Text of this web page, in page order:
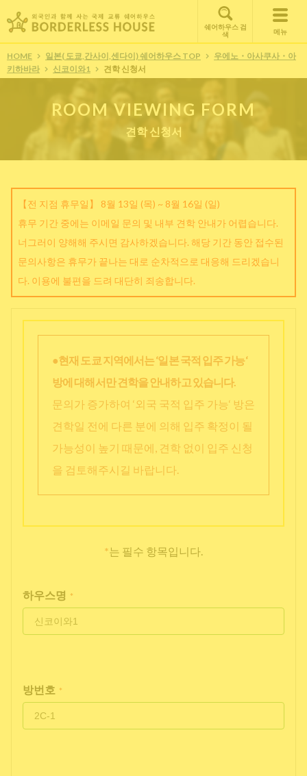
쉐어하우스 검
색
메뉴
HOME 일본( 도쿄,간사이,센다이) 쉐어하우스 TOP
우에노・아사쿠사・아
키하바라
신코이와1 견학 신청서
ROOM VIEWING FORM
견학 신청서
【전 지점 휴무일】 8월 13일 (목) ~ 8월 16일 (일)
휴무 기간 중에는 이메일 문의 및 내부 견학 안내가 어렵습니다.
너그러이 양해해 주시면 감사하겠습니다. 해당 기간 동안 접수된
문의사항은 휴무가 끝나는 대로 순차적으로 대응해 드리겠습니
다. 이용에 불편을 드려 대단히 죄송합니다.
●현재 도쿄 지역에서는 ‘일본 국적 입주 가능‘
방에 대해서만 견학을 안내하고 있습니다.
문의가 증가하여 ‘외국 국적 입주 가능‘ 방은
견학일 전에 다른 분에 의해 입주 확정이 될
가능성이 높기 때문에, 견학 없이 입주 신청
을 검토해주시길 바랍니다.
*는 필수 항목입니다.
하우스명 *
방번호 *